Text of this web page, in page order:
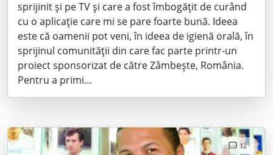
sprijinit și pe TV și care a fost îmbogățit de curând
cu o aplicație care mi se pare foarte bună. Ideea
este că oamenii pot veni, în ideea de igienă orală, în
sprijinul comunității din care fac parte printr-un
proiect sponsorizat de către Zâmbește, România.
Pentru a primi…
12